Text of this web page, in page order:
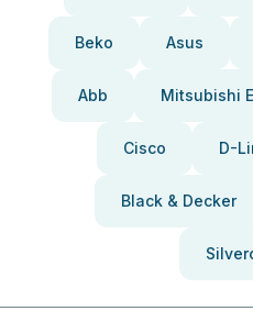
Beko Asus
Abb Mitsubishi
Cisco D-
Black & Decker